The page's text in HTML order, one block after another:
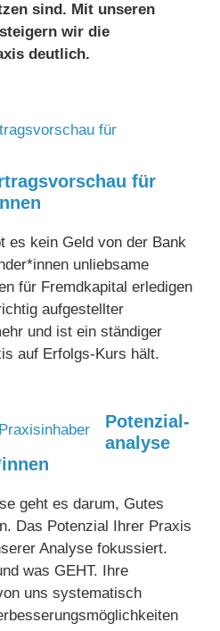
sind. Mit unseren
wir die
deutlich.
für
es kein Geld von der Bank
unliebsame
für Fremdkapital erledigen
aufgestellter
und ist ein ständiger
auf Erfolgs-Kurs hält.
Potenz­ial­
ana­lyse
geht es darum, Gutes
Das Potenzial Ihrer Praxis
Analyse fokussiert.
was GEHT. Ihre
uns systematisch